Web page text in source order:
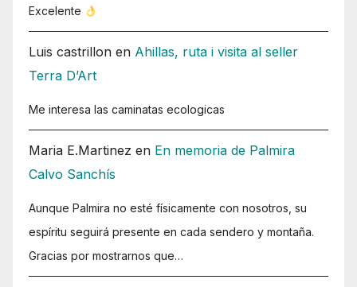
Excelente
Luis castrillon en Ahillas, ruta i visita al seller
Terra D’Art
Me interesa las caminatas ecologicas
Maria E.Martinez en En memoria de Palmira
Calvo Sanchís
Aunque Palmira no esté físicamente con nosotros, su
espíritu seguirá presente en cada sendero y montaña.
Gracias por mostrarnos que…